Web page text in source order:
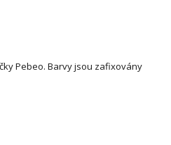
Pebeo. Barvy jsou zafixovány